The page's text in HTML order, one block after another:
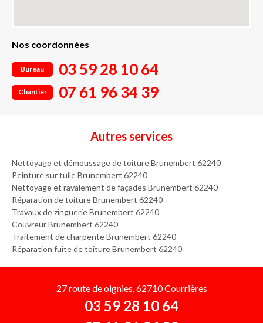
Nos coordonnées
Bureau 03 59 28 10 64
Chantier 07 61 96 34 39
Autres services
Nettoyage et démoussage de toiture Brunembert 62240
Peinture sur tuile Brunembert 62240
Nettoyage et ravalement de façades Brunembert 62240
Réparation de toiture Brunembert 62240
Travaux de zinguerie Brunembert 62240
Couvreur Brunembert 62240
Traitement de charpente Brunembert 62240
Réparation fuite de toiture Brunembert 62240
27 route de oignies, 62710 Courrières
03 59 28 10 64